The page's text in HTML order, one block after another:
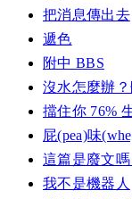
把消息傳出去
遞色
附中 BBS
沒水怎麼辦？
擋住你 76%
屁(pea)味
這篇是廢文嗎
我不是機器人